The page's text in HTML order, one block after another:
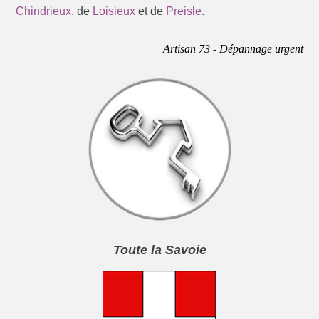
Chindrieux, de Loisieux et de Preisle.
Artisan 73 - Dépannage urgent
Toute la Savoie